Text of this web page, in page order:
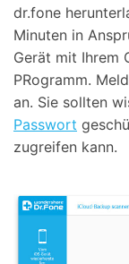
dr.fone
Minuten in
Gerät mit Ihrem
PRogramm.
an. Sie sollten
Passwort
zugreifen kann.